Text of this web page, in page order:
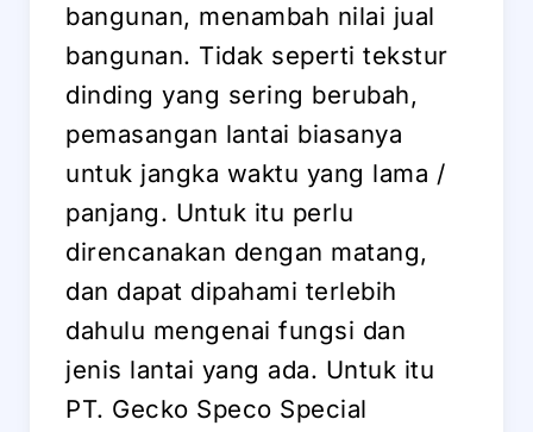
bangunan, menambah nilai jual
bangunan. Tidak seperti tekstur
dinding yang sering berubah,
pemasangan lantai biasanya
untuk jangka waktu yang lama /
panjang. Untuk itu perlu
direncanakan dengan matang,
dan dapat dipahami terlebih
dahulu mengenai fungsi dan
jenis lantai yang ada. Untuk itu
PT. Gecko Speco Special